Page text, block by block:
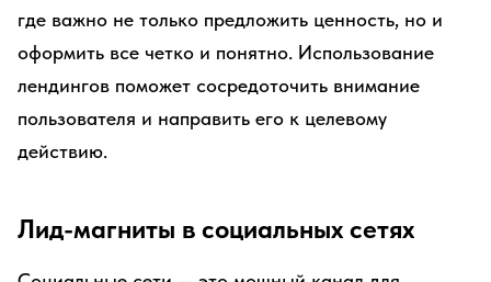
где важно не только предложить ценность, но и
оформить все четко и понятно. Использование
лендингов поможет сосредоточить внимание
пользователя и направить его к целевому
действию.
Лид-магниты в социальных сетях